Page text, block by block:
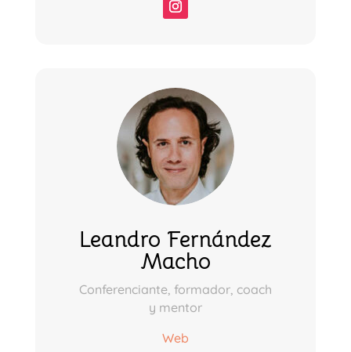
Leandro Fernández
Macho
Conferenciante, formador, coach
y mentor
Web